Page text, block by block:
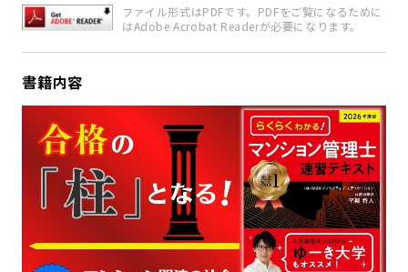
ファイル形式はPDFです。PDFをご覧になるために
はAdobe Acrobat Readerが必要になります。
書籍内容